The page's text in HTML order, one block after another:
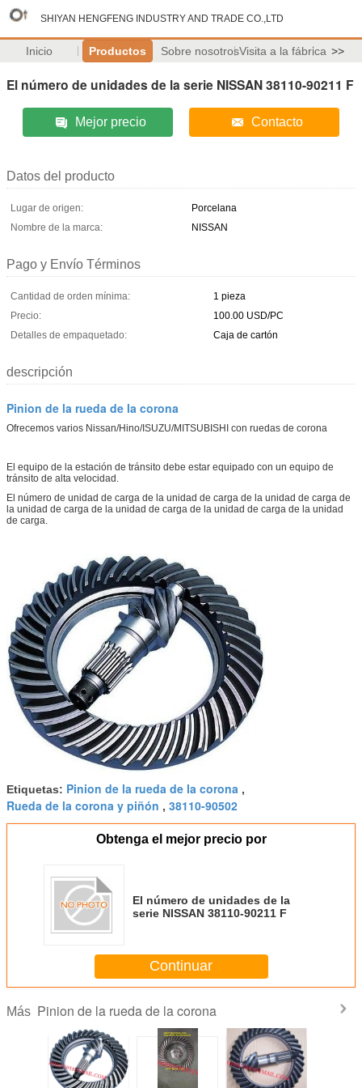
SHIYAN HENGFENG INDUSTRY AND TRADE CO.,LTD
Inicio Productos Sobre nosotrosVisita a la fábrica >>
El número de unidades de la serie NISSAN 38110-90211 F
Mejor precio Contacto
Datos del producto
Lugar de origen:
Porcelana
Nombre de la marca:
NISSAN
Pago y Envío Términos
Cantidad de orden mínima:
1 pieza
Precio:
100.00 USD/PC
Detalles de empaquetado:
Caja de cartón
descripción
Pinion de la rueda de la corona
Ofrecemos varios Nissan/Hino/ISUZU/MITSUBISHI con ruedas de corona
El equipo de la estación de tránsito debe estar equipado con un equipo de
tránsito de alta velocidad.
El número de unidad de carga de la unidad de carga de la unidad de carga de
la unidad de carga de la unidad de carga de la unidad de carga de la unidad
de carga.
Etiquetas: Pinion de la rueda de la corona ,
Rueda de la corona y piñón , 38110-90502
Obtenga el mejor precio por
El número de unidades de la
serie NISSAN 38110-90211 F
Continuar
Más Pinion de la rueda de la corona